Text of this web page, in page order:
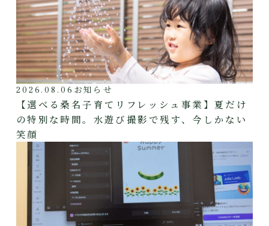
2026.08.06 お知らせ
【選べる桑名子育てリフレッシュ事業】夏だけ
の特別な時間。水遊び撮影で残す、今しかない
笑顔